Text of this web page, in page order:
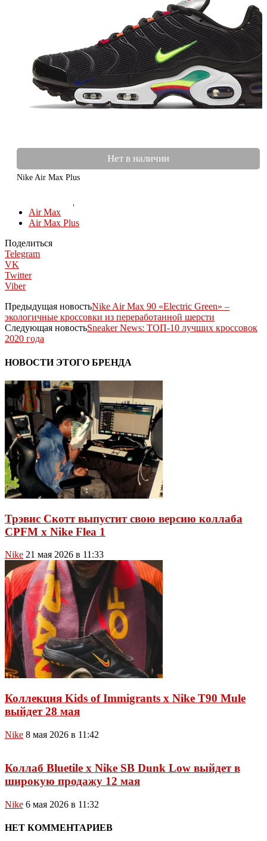
Nike Air Max Plus
Нет в наличии
Air Max
Air Max Plus
Поделиться
Telegram
VK
Twitter
Viber
Предыдущая новостьNike Air Max 90 «Electric Green» –
экологичные кроссовки из переработанной шерсти
Следующая новостьSneaker News: ТОП-10 лучших кроссовок
2020 года
НОВОСТИ ЭТОГО БРЕНДА
Трэвис Скотт выпустит свою версию коллаба
CPFM x Nike Flea 1
Nike 21 мая 2026 в 11:33
Коллекция Kids of Immigrants x Nike T90 Mule
выйдет 28 мая
Nike 8 мая 2026 в 11:42
Коллаб Bluetile x Nike SB Dunk Low выйдет в
широкую продажу 12 мая
Nike 6 мая 2026 в 11:32
НЕТ КОММЕНТАРИЕВ